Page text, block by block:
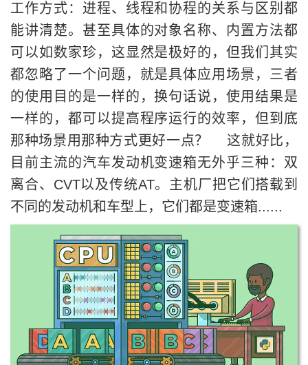
工作方式：进程、线程和协程的关系与区别都
能讲清楚。甚至具体的对象名称、内置方法都
可以如数家珍，这显然是极好的，但我们其实
都忽略了一个问题，就是具体应用场景，三者
的使用目的是一样的，换句话说，使用结果是
一样的，都可以提高程序运行的效率，但到底
那种场景用那种方式更好一点？ 这就好比，
目前主流的汽车发动机变速箱无外乎三种：双
离合、CVT以及传统AT。主机厂把它们搭载到
不同的发动机和车型上，它们都是变速箱......